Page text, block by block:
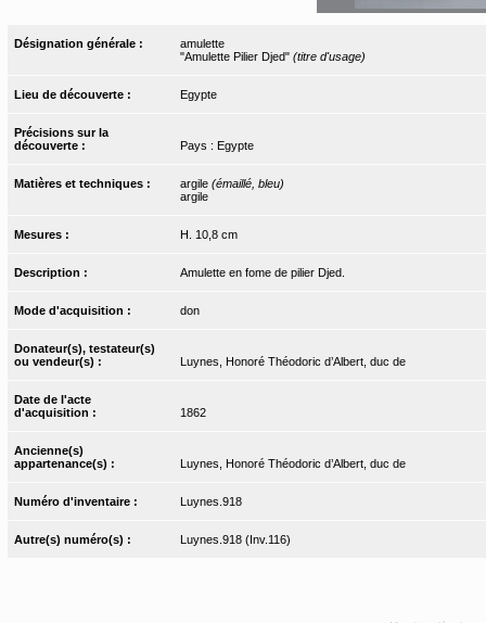
Désignation générale :
amulette
"Amulette Pilier Djed" (titre d'usage)
Lieu de découverte : Egypte
Précisions sur la
découverte :
Pays : Egypte
Matières et techniques : argile (émaillé, bleu)
argile
Mesures : H. 10,8 cm
Description : Amulette en fome de pilier Djed.
Mode d'acquisition : don
Donateur(s), testateur(s)
ou vendeur(s) :
Luynes, Honoré Théodoric d’Albert, duc de
Date de l'acte
d'acquisition :
1862
Ancienne(s)
appartenance(s) :
Luynes, Honoré Théodoric d’Albert, duc de
Numéro d'inventaire : Luynes.918
Autre(s) numéro(s) : Luynes.918 (Inv.116)